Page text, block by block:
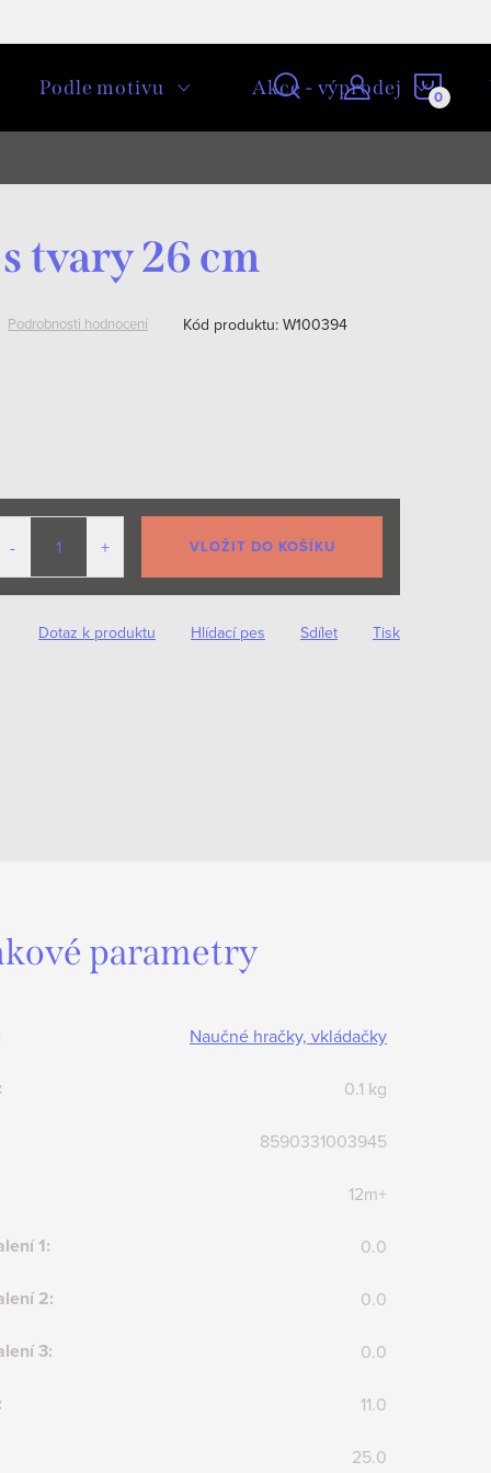
Podle motivu Akce - výprodej
tvary 26 cm
Podrobnosti hodnocení Kód produktu: W100394
VLOŽIT DO KOŠÍKU
Tisk
Dotaz k produktu Hlídací pes Sdílet
parametry
Naučné hračky, vkládačky
: 0.1 kg
8590331003945
12m+
1: 0.0
2: 0.0
3: 0.0
: 11.0
25.0